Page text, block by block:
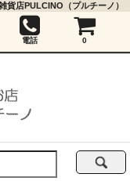
貨店PULCINO（プルチーノ）
電話 0